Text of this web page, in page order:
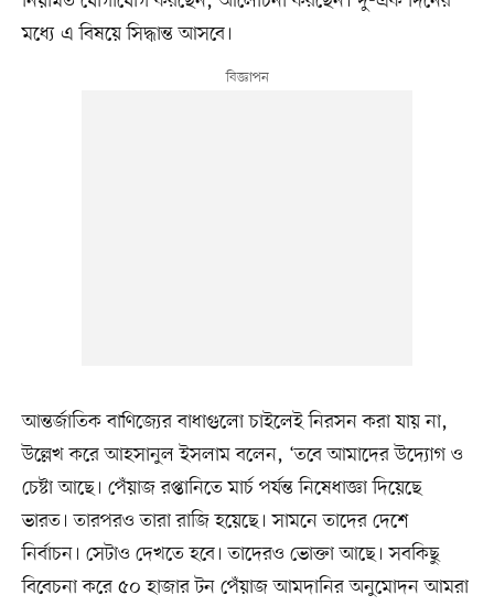
মধ্যে এ বিষয়ে সিদ্ধান্ত আসবে।
আন্তর্জাতিক বাণিজ্যের বাধাগুলো চাইলেই নিরসন করা যায় না,
উল্লেখ করে আহসানুল ইসলাম বলেন, ‘তবে আমাদের উদ্যোগ ও
চেষ্টা আছে। পেঁয়াজ রপ্তানিতে মার্চ পর্যন্ত নিষেধাজ্ঞা দিয়েছে
ভারত। তারপরও তারা রাজি হয়েছে। সামনে তাদের দেশে
নির্বাচন। সেটাও দেখতে হবে। তাদেরও ভোক্তা আছে। সবকিছু
বিবেচনা করে ৫০ হাজার টন পেঁয়াজ আমদানির অনুমোদন আমরা